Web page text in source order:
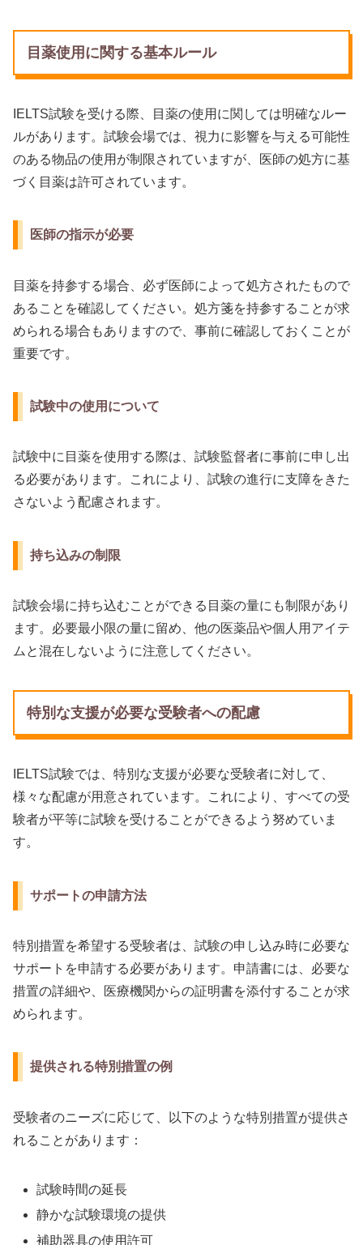
目薬使用に関する基本ルール
IELTS試験を受ける際、目薬の使用に関しては明確なルー
ルがあります。試験会場では、視力に影響を与える可能性
のある物品の使用が制限されていますが、医師の処方に基
づく目薬は許可されています。
医師の指示が必要
目薬を持参する場合、必ず医師によって処方されたもので
あることを確認してください。処方箋を持参することが求
められる場合もありますので、事前に確認しておくことが
重要です。
試験中の使用について
試験中に目薬を使用する際は、試験監督者に事前に申し出
る必要があります。これにより、試験の進行に支障をきた
さないよう配慮されます。
持ち込みの制限
試験会場に持ち込むことができる目薬の量にも制限があり
ます。必要最小限の量に留め、他の医薬品や個人用アイテ
ムと混在しないように注意してください。
特別な支援が必要な受験者への配慮
IELTS試験では、特別な支援が必要な受験者に対して、
様々な配慮が用意されています。これにより、すべての受
験者が平等に試験を受けることができるよう努めていま
す。
サポートの申請方法
特別措置を希望する受験者は、試験の申し込み時に必要な
サポートを申請する必要があります。申請書には、必要な
措置の詳細や、医療機関からの証明書を添付することが求
められます。
提供される特別措置の例
受験者のニーズに応じて、以下のような特別措置が提供さ
れることがあります：
試験時間の延長
静かな試験環境の提供
補助器具の使用許可